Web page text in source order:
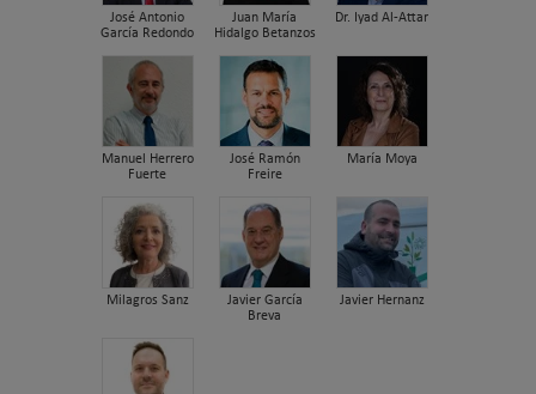
José Antonio
García Redondo
Juan María
Hidalgo Betanzos
Dr. Iyad Al-Attar
Manuel Herrero
Fuerte
José Ramón
Freire
María Moya
Milagros Sanz
Javier García
Breva
Javier Hernanz